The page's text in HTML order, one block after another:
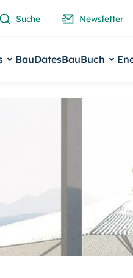
Suche Newsletter
BauDatesBauBuch